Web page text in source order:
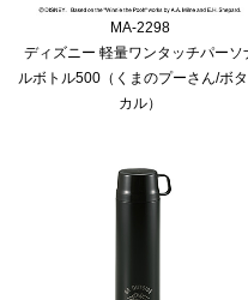
MA-2298
ディズニー 軽量ワンタッチパーソ
ルボトル500（くまのプーさん/ボ
カル）